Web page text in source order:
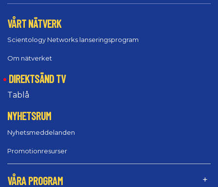
VÅRT NÄTVERK
Scientology Networks lanseringsprogram
Om nätverket
DIREKTSÄND TV
Tablå
NYHETSRUM
Nyhetsmeddelanden
Promotionresurser
VÅRA PROGRAM